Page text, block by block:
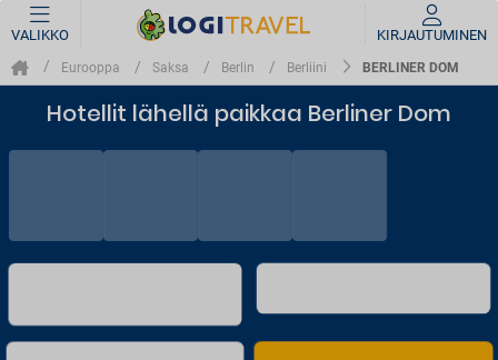
VALIKKO KIRJAUTUMINEN
Eurooppa Saksa Berlin Berliini BERLINER DOM
Hotellit lähellä paikkaa Berliner Dom